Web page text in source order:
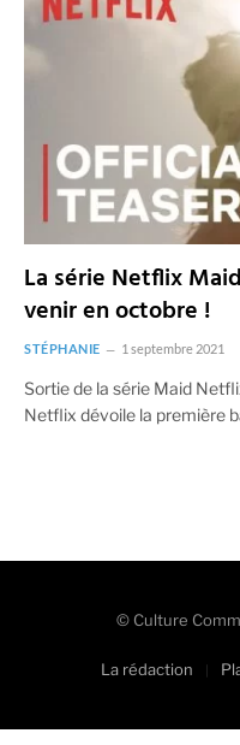
La série Netflix
venir en octobre !
STÉPHANIE 1 septembre 2021
Sortie de la série Maid
Netflix dévoile la première
© Culture
La rédaction